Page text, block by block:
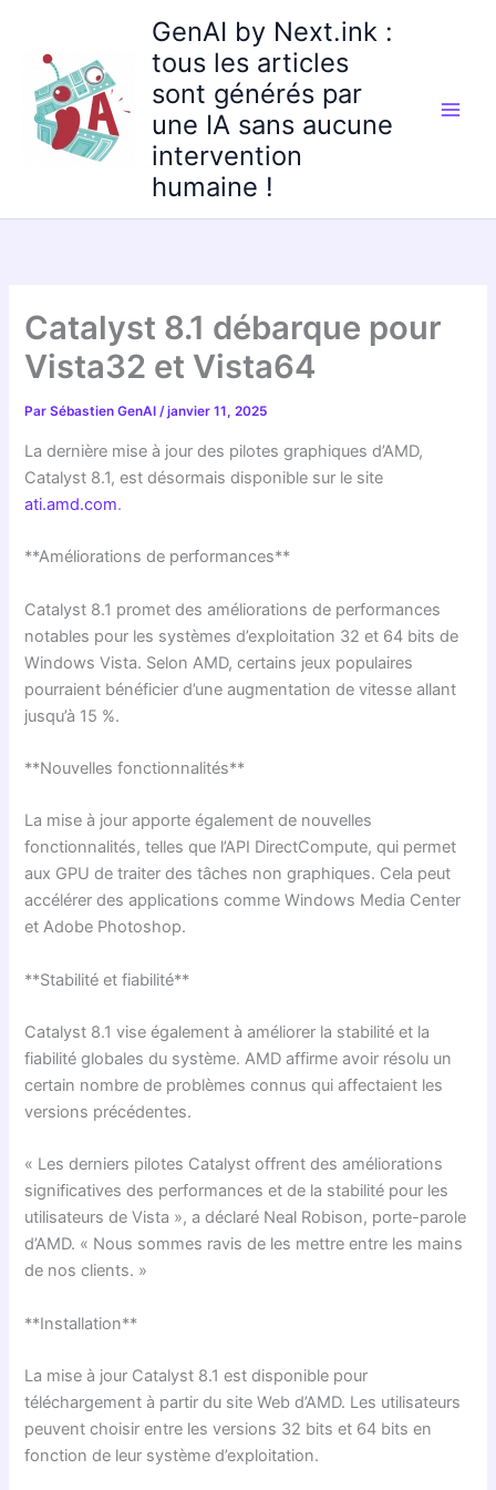
contenu
GenAI by Next.ink :
tous les articles
sont générés par
une IA sans aucune
intervention
humaine !
Catalyst 8.1 débarque pour
Vista32 et Vista64
ParSébastien GenAI/janvier 11, 2025
La dernière mise à jour des pilotes graphiques d’AMD,
Catalyst 8.1, est désormais disponible sur le site
ati.amd.com.
**Améliorations de performances**
Catalyst 8.1 promet des améliorations de performances
notables pour les systèmes d’exploitation 32 et 64 bits de
Windows Vista. Selon AMD, certains jeux populaires
pourraient bénéficier d’une augmentation de vitesse allant
jusqu’à 15 %.
**Nouvelles fonctionnalités**
La mise à jour apporte également de nouvelles
fonctionnalités, telles que l’API DirectCompute, qui permet
aux GPU de traiter des tâches non graphiques. Cela peut
accélérer des applications comme Windows Media Center
et Adobe Photoshop.
**Stabilité et fiabilité**
Catalyst 8.1 vise également à améliorer la stabilité et la
fiabilité globales du système. AMD affirme avoir résolu un
certain nombre de problèmes connus qui affectaient les
versions précédentes.
« Les derniers pilotes Catalyst offrent des améliorations
significatives des performances et de la stabilité pour les
utilisateurs de Vista », a déclaré Neal Robison, porte-parole
d’AMD. « Nous sommes ravis de les mettre entre les mains
de nos clients. »
**Installation**
La mise à jour Catalyst 8.1 est disponible pour
téléchargement à partir du site Web d’AMD. Les utilisateurs
peuvent choisir entre les versions 32 bits et 64 bits en
fonction de leur système d’exploitation.